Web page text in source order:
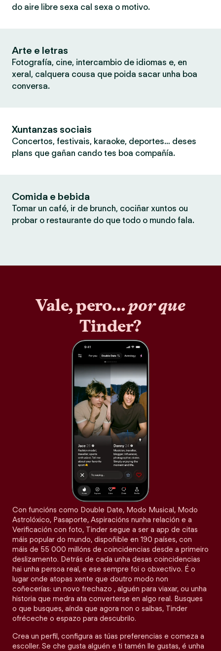
do aire libre sexa cal sexa o motivo.
Arte e letras
Fotografía, cine, intercambio de idiomas e, en
xeral, calquera cousa que poida sacar unha boa
conversa.
Xuntanzas sociais
Concertos, festivais, karaoke, deportes… deses
plans que gañan cando tes boa compañía.
Comida e bebida
Tomar un café, ir de brunch, cociñar xuntos ou
probar o restaurante do que todo o mundo fala.
Vale, pero…por que
Tinder?
Con funcións como Double Date, Modo Musical, Modo
Astrolóxico, Pasaporte, Aspiracións nunha relación e a
Verificación con foto, Tinder segue a ser a app de citas
máis popular do mundo, dispoñible en 190 países, con
máis de 55 000 millóns de coincidencias desde a primeiro
deslizamento. Detrás de cada unha desas coincidencias
hai unha persoa real, e ese sempre foi o obxectivo. É o
lugar onde atopas xente que doutro modo non
coñecerías: un novo frechazo , alguén para viaxar, ou unha
historia que medra ata converterse en algo real. Busques
o que busques, aínda que agora non o saibas, Tinder
ofréceche o espazo para descubrilo.
Crea un perfil, configura as túas preferencias e comeza a
escoller. Se che gusta alguén e ti tamén lle gustas, é unha